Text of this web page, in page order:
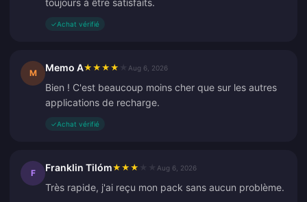
toujours à être satisfaits.
✓Achat vérifié
M Memo A★ ★ ★ ★ Aug 6, 2026
Bien ! C'est beaucoup moins cher que sur les autres
applications de recharge.
✓Achat vérifié
F Franklin Tilóm★ ★ ★ Aug 6, 2026
Très rapide, j'ai reçu mon pack sans aucun problème.